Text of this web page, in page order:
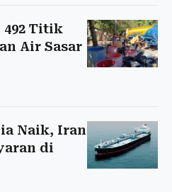
492 Titik
Air Sasar
Naik, Iran
di